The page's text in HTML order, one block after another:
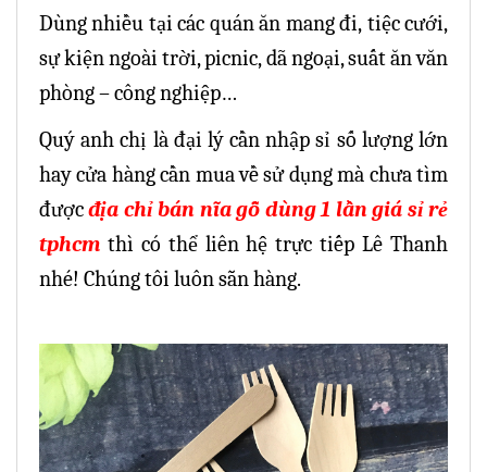
Dùng nhiều tại các quán ăn mang đi, tiệc cưới,
sự kiện ngoài trời, picnic, dã ngoại, suất ăn văn
phòng – công nghiệp…
Quý anh chị là đại lý cần nhập sỉ số lượng lớn
hay cửa hàng cần mua về sử dụng mà chưa tìm
đượcđịa chỉ bán nĩa gỗ dùng 1 lần giá sỉ rẻ
tphcm thì có thể liên hệ trực tiếp Lê Thanh
nhé! Chúng tôi luôn sẵn hàng.